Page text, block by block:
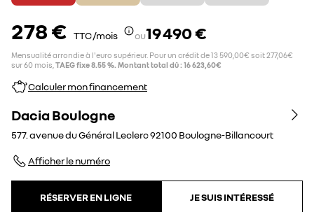
278 € TTC /mois ou19 490 €
Mensualité arrondie à l'euro supérieur. Pour un crédit de 13 590,00€ soit 277,06€
sur 60 mois, TAEG fixe 8.55 %. Montant total dû : 16 623,60€
Calculer mon financement
Dacia Boulogne
577. avenue du Général Leclerc92100 Boulogne-Billancourt
Afficher le numéro
RÉSERVER EN LIGNE JE SUIS INTÉRESSÉ